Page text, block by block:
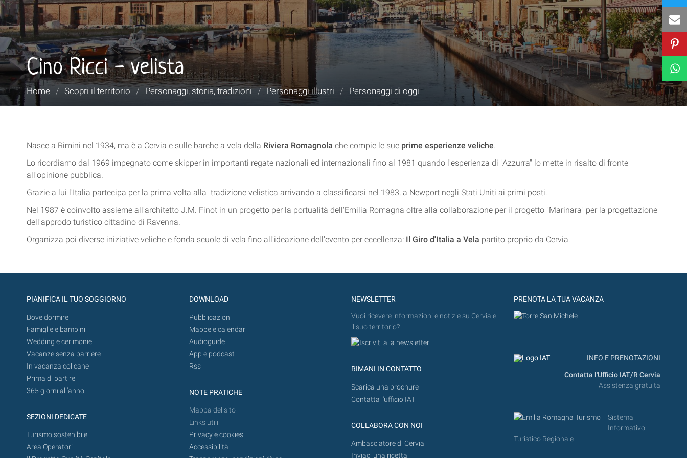
Cino Ricci - velista
Tu
sei
Home / Scopri il territorio / Personaggi, storia, tradizioni / Personaggi illustri / Personaggi di oggi
Nasce a Rimini nel 1934, ma è a Cervia e sulle barche a vela della Riviera Romagnola che compie le sue prime esperienze veliche.
Lo ricordiamo dal 1969 impegnato come skipper in importanti regate nazionali ed internazionali fino al 1981 quando l'esperienza di "Azzurra" lo mette in risalto di fronte
all'opinione pubblica.
Grazie a lui l'Italia partecipa per la prima volta alla tradizione velistica arrivando a classificarsi nel 1983, a Newport negli Stati Uniti ai primi posti.
Nel 1987 è coinvolto assieme all'architetto J.M. Finot in un progetto per la portualità dell'Emilia Romagna oltre alla collaborazione per il progetto "Marinara" per la progettazione
dell'approdo turistico cittadino di Ravenna.
Organizza poi diverse iniziative veliche e fonda scuole di vela fino all'ideazione dell'evento per eccellenza: Il Giro d'Italia a Vela partito proprio da Cervia.
PIANIFICA IL TUO SOGGIORNO
Dove dormire
Famiglie e bambini
Wedding e cerimonie
Vacanze senza barriere
In vacanza col cane
Prima di partire
365 giorni all’anno
SEZIONI DEDICATE
Turismo sostenibile
Area Operatori
DOWNLOAD
Pubblicazioni
Mappe e calendari
Audioguide
App e podcast
Rss
NOTE PRATICHE
Mappa del sito
Links utili
Privacy e cookies
Accessibilità
NEWSLETTER
Vuoi ricevere informazioni e notizie su Cervia e
il suo territorio?
RIMANI IN CONTATTO
Scarica una brochure
Contatta l'ufficio IAT
COLLABORA CON NOI
Ambasciatore di Cervia
Inviaci una ricetta
PRENOTA LA TUA VACANZA
INFO E PRENOTAZIONI
Contatta l'Ufficio IAT/R Cervia
Assistenza gratuita
Sistema
Informativo
Turistico Regionale